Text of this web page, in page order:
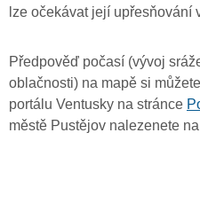
lze očekávat její upřesňování
Předpověď počasí (vývoj
oblačnosti) na mapě si
portálu Ventusky na stránce
městě Pustějov nalezenete